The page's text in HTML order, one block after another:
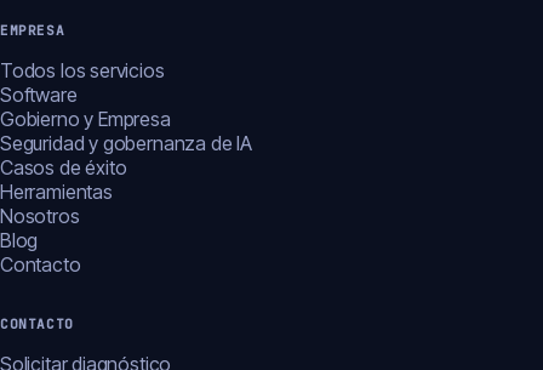
EMPRESA
Todos los servicios
Software
Gobierno y Empresa
Seguridad y gobernanza de IA
Casos de éxito
Herramientas
Nosotros
Blog
Contacto
CONTACTO
Solicitar diagnóstico